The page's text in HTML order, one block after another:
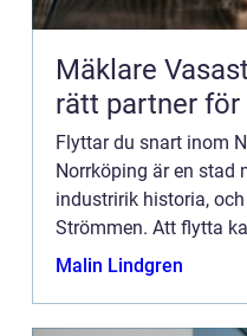
Mäklare
rätt partner
Flyttar du snart inom
Norrköping är en stad
industririk historia,
Strömmen. Att flytta
stressande och
Malin Lindgren